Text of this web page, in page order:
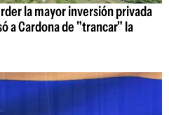
la mayor inversión privada
a Cardona de "trancar" la